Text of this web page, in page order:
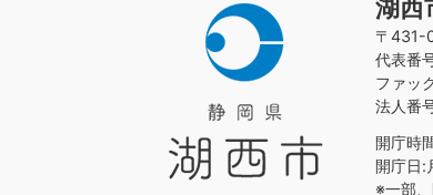
湖西
〒431-
代表番
ファッ
法人番
開庁時
開庁日:
※一部